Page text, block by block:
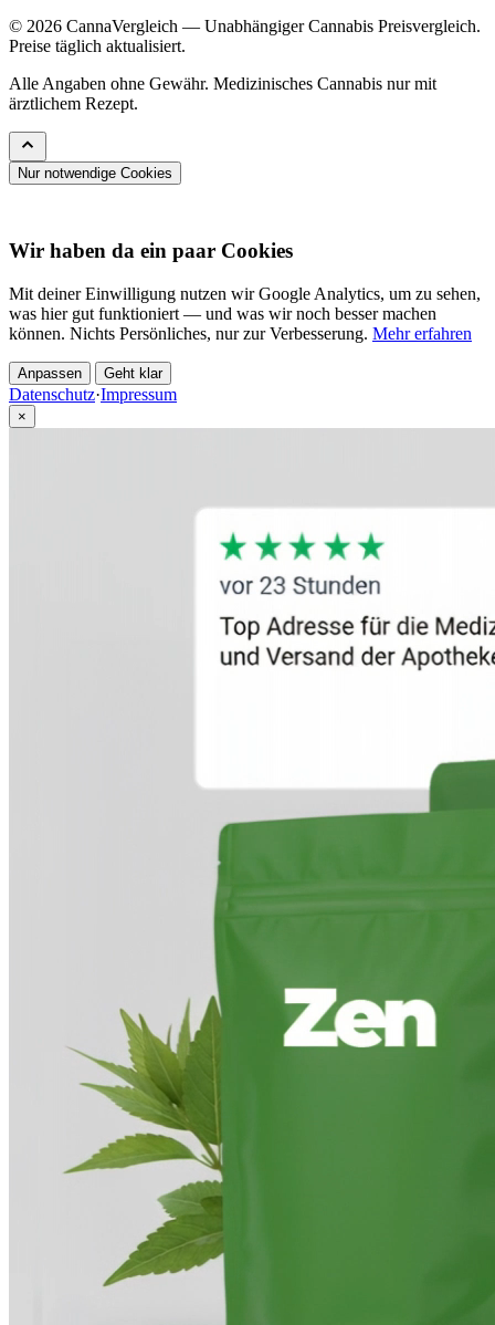
© 2026 CannaVergleich — Unabhängiger Cannabis Preisvergleich.
Preise täglich aktualisiert.
Alle Angaben ohne Gewähr. Medizinisches Cannabis nur mit
ärztlichem Rezept.
Nur notwendige Cookies
Wir haben da ein paar Cookies
Mit deiner Einwilligung nutzen wir Google Analytics, um zu sehen,
was hier gut funktioniert — und was wir noch besser machen
können. Nichts Persönliches, nur zur Verbesserung. Mehr erfahren
Anpassen Geht klar
Datenschutz·Impressum
×